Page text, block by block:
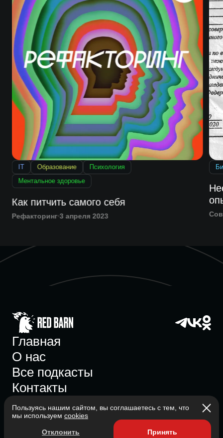
IT Образование
Психология
Ментальное здоровье
Как питчить самого себя
Рефакторинг 3 апреля 2023
Главная
О нас
Все подкасты
Контакты
Состоит в ассоциации с 2023
Пользуясь нашим сайтом, вы соглашаетесь с тем, что
мы используем cookies
Отклонить Принять